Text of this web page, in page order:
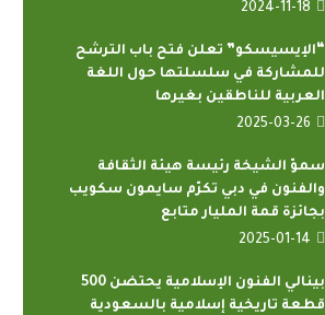
2024-11-18
“الإيسيسكو” تعلن فتح باب الترشح
للمشاركة في سلسلتها حول اللغة
العربية للناطقين بغيرها
2025-03-26
سموّ الشيخة رئيسة هيئة الثقافة
والفنون في دبي تكرّم سايمون سكويب
بجائزة قمة المليار متابع
2025-01-14
بينالي الفنون الإسلامية يحتضن 500
قطعة تاريخية إسلامية بالسعودية